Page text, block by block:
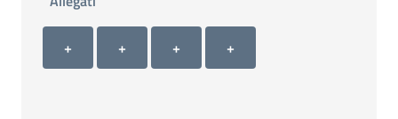
Allegato 1
+
Allegato 2
+
Allegato 3
+
Allegato 4
+